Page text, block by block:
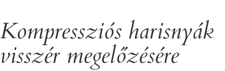
Kompressziós harisnyák
visszér megelőzésére